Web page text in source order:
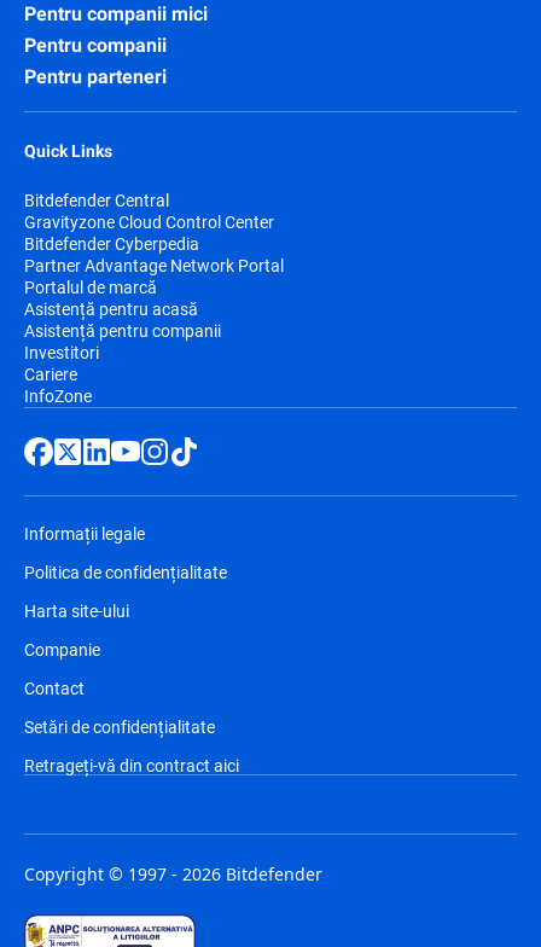
Pentru companii mici
Pentru companii
Pentru parteneri
Quick Links
Bitdefender Central
Gravityzone Cloud Control Center
Bitdefender Cyberpedia
Partner Advantage Network Portal
Portalul de marcă
Asistență pentru acasă
Asistență pentru companii
Investitori
Cariere
InfoZone
Informații legale
Politica de confidențialitate
Harta site-ului
Companie
Contact
Setări de confidențialitate
Retrageți-vă din contract aici
Copyright © 1997 - 2026 Bitdefender